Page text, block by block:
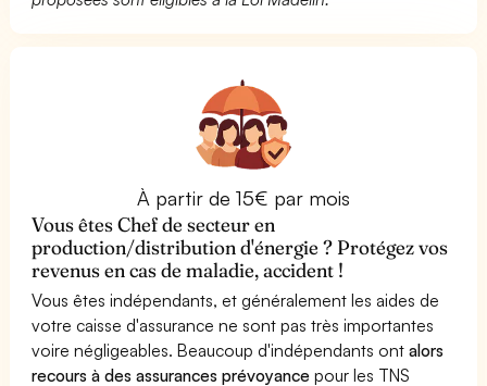
À partir de 15€ par mois
Vous êtes Chef de secteur en
production/distribution d'énergie ? Protégez vos
revenus en cas de maladie, accident !
Vous êtes indépendants, et généralement les aides de
votre caisse d'assurance ne sont pas très importantes
voire négligeables. Beaucoup d'indépendants ontalors
recours à des assurances prévoyance pour les TNS